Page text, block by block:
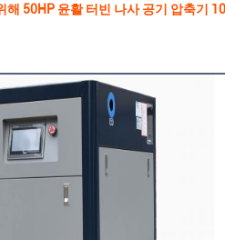
해 50HP 윤활 터빈 나사 공기 압축기